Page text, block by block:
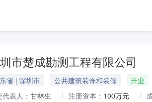
市楚成勘测工程有限公司
省 | 深圳市 公共建筑装饰和装修
开业
表人： 甘林生 注册资本： 100万元